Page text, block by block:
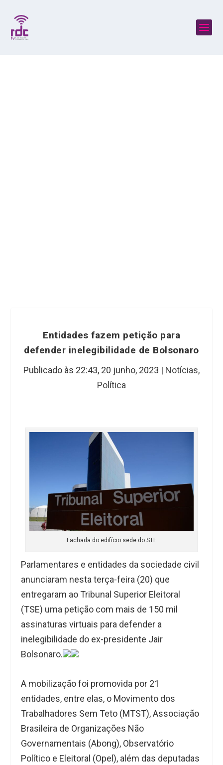
Entidades fazem petição para
defender inelegibilidade de Bolsonaro
Publicado às 22:43, 20 junho, 2023 | Notícias,
Política
Fachada do edifício sede do STF
Parlamentares e entidades da sociedade civil
anunciaram nesta terça-feira (20) que
entregaram ao Tribunal Superior Eleitoral
(TSE) uma petição com mais de 150 mil
assinaturas virtuais para defender a
inelegibilidade do ex-presidente Jair
Bolsonaro.
A mobilização foi promovida por 21
entidades, entre elas, o Movimento dos
Trabalhadores Sem Teto (MTST), Associação
Brasileira de Organizações Não
Governamentais (Abong), Observatório
Político e Eleitoral (Opel), além das deputadas